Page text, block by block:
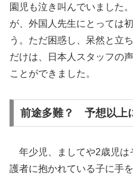
園児も泣き叫んでいました
が、外国人先生にとっては
う。ただ困惑し、呆然と立
だけは、日本人スタッフの
ことができました。
前途多難？ 予想以上
年少児、ましてや2歳児は
護者に抱かれている子に手